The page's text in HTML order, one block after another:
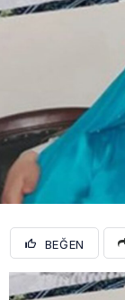
BEĞEN